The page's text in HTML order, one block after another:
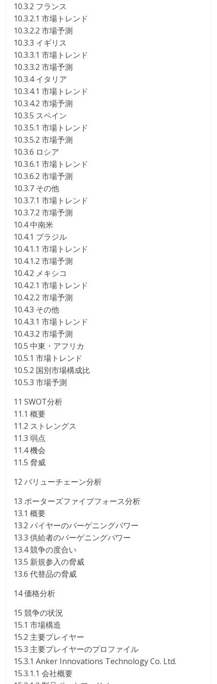
10.3.2 フランス
10.3.2.1 市場トレンド
10.3.2.2 市場予測
10.3.3 イギリス
10.3.3.1 市場トレンド
10.3.3.2 市場予測
10.3.4 イタリア
10.3.4.1 市場トレンド
10.3.4.2 市場予測
10.3.5 スペイン
10.3.5.1 市場トレンド
10.3.5.2 市場予測
10.3.6 ロシア
10.3.6.1 市場トレンド
10.3.6.2 市場予測
10.3.7 その他
10.3.7.1 市場トレンド
10.3.7.2 市場予測
10.4 中南米
10.4.1 ブラジル
10.4.1.1 市場トレンド
10.4.1.2 市場予測
10.4.2 メキシコ
10.4.2.1 市場トレンド
10.4.2.2 市場予測
10.4.3 その他
10.4.3.1 市場トレンド
10.4.3.2 市場予測
10.5 中東・アフリカ
10.5.1 市場トレンド
10.5.2 国別市場構成比
10.5.3 市場予測
11 SWOT分析
11.1 概要
11.2 ストレングス
11.3 弱点
11.4 機会
11.5 脅威
12 バリューチェーン分析
13 ポーターズファイブフォース分析
13.1 概要
13.2 バイヤーのバーゲニングパワー
13.3 供給者のバーゲニングパワー
13.4 競争の度合い
13.5 新規参入の脅威
13.6 代替品の脅威
14 価格分析
15 競争の状況
15.1 市場構造
15.2 主要プレイヤー
15.3 主要プレイヤーのプロファイル
15.3.1 Anker Innovations Technology Co. Ltd.
15.3.1.1 会社概要